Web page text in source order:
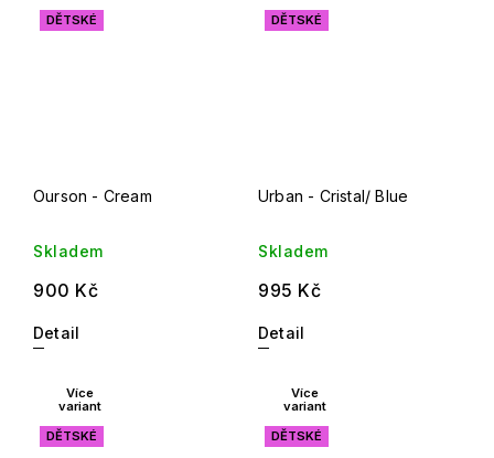
DĚTSKÉ
Ourson - Cream
Skladem
900 Kč
Detail
DĚTSKÉ
Urban - Cristal/ Blue
Skladem
995 Kč
Detail
Více
variant
DĚTSKÉ
Více
variant
DĚTSKÉ